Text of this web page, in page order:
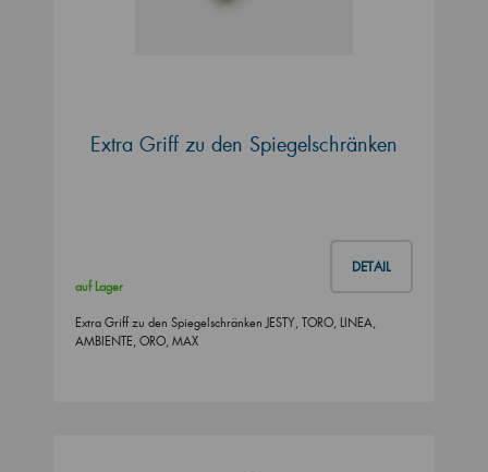
Extra Griff zu den Spiegelschränken
DETAIL
auf Lager
Extra Griff zu den Spiegelschränken JESTY, TORO, LINEA,
AMBIENTE, ORO, MAX